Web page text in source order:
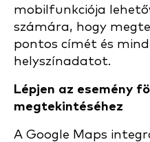
mobilfunkciója
számára, hogy
pontos címét és
helyszínadatot.
Lépjen az esemény
megtekintéséhez
A Google Maps